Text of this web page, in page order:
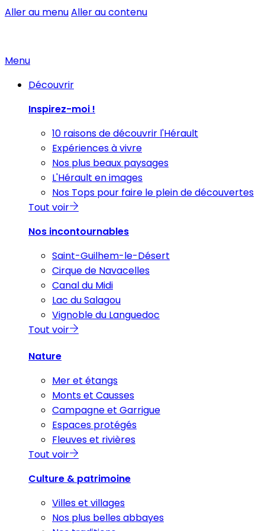
Aller au menuAller au contenu
Menu
Découvrir
Inspirez-moi !
10 raisons de découvrir l'Hérault
Expériences à vivre
Nos plus beaux paysages
L'Hérault en images
Nos Tops pour faire le plein de découvertes
Tout voir
Nos incontournables
Saint-Guilhem-le-Désert
Cirque de Navacelles
Canal du Midi
Lac du Salagou
Vignoble du Languedoc
Tout voir
Nature
Mer et étangs
Monts et Causses
Campagne et Garrigue
Espaces protégés
Fleuves et rivières
Tout voir
Culture & patrimoine
Villes et villages
Nos plus belles abbayes